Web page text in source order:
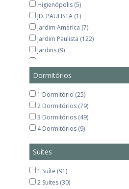
Higienópolis (5)
JD. PAULISTA (1)
Jardim América (7)
Jardim Paulista (122)
Jardins (9)
Jd. Paulista (5)
Moema (1)
Paraiso (1)
Paraíso (6)
Pinheiros (1)
Região da Paulista (1)
Dormitórios
1 Dormitório (25)
2 Dormitórios (79)
3 Dormitórios (49)
4 Dormitórios (9)
Suítes
1 Suíte (91)
2 Suítes (30)